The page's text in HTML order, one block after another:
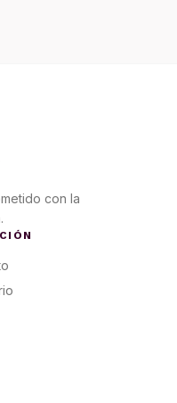
con la